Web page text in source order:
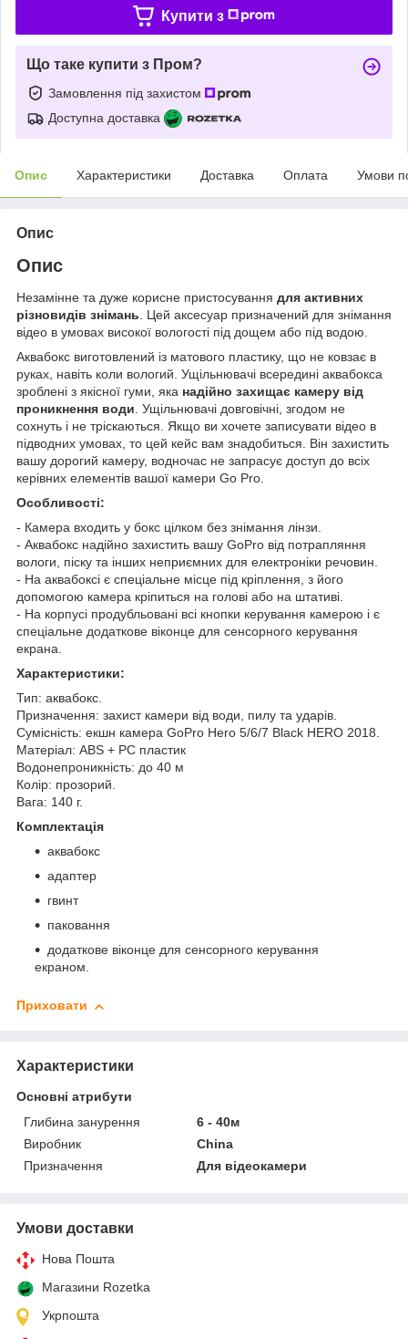
Купити з
Що таке купити з Пром?
Замовлення під захистом
Доступна доставка
Опис Характеристики Доставка Оплата Умови
Опис
Опис
Незамінне та дуже корисне пристосування для активних
різновидів знімань. Цей аксесуар призначений для знімання
відео в умовах високої вологості під дощем або під водою.
Аквабокс виготовлений із матового пластику, що не ковзає в
руках, навіть коли вологий. Ущільнювачі всередині аквабокса
зроблені з якісної гуми, яка надійно захищає камеру від
проникнення води. Ущільнювачі довговічні, згодом не
сохнуть і не тріскаються. Якщо ви хочете записувати відео в
підводних умовах, то цей кейс вам знадобиться. Він захистить
вашу дорогий камеру, водночас не запрасує доступ до всіх
керівних елементів вашої камери Go Pro.
Особливості:
- Камера входить у бокс цілком без знімання лінзи.
- Аквабокс надійно захистить вашу GoPro від потрапляння
вологи, піску та інших неприємних для електроніки речовин.
- На аквабоксі є спеціальне місце під кріплення, з його
допомогою камера кріпиться на голові або на штативі.
- На корпусі продубльовані всі кнопки керування камерою і є
спеціальне додаткове віконце для сенсорного керування
екрана.
Характеристики:
Тип: аквабокс.
Призначення: захист камери від води, пилу та ударів.
Сумісність: екшн камера GoPro Hero 5/6/7 Black HERO 2018.
Матеріал: ABS + PC пластик
Водонепроникність: до 40 м
Колір: прозорий.
Вага: 140 г.
Комплектація
аквабокс
адаптер
гвинт
паковання
додаткове віконце для сенсорного керування
екраном.
Приховати
Характеристики
Основні атрибути
Глибина занурення
6 - 40м
Виробник
China
Призначення
Для відеокамери
Умови доставки
Нова Пошта
Магазини Rozetka
Укрпошта